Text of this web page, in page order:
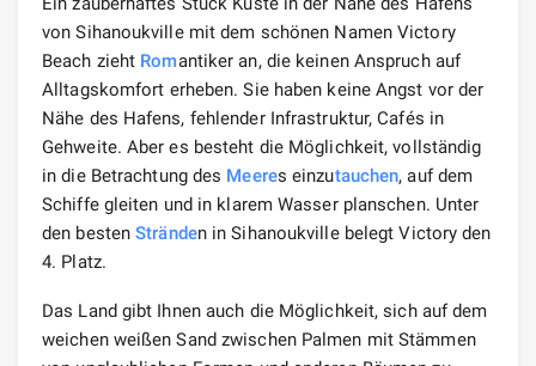
von Sihanoukville mit dem schönen Namen Victory
Beach zieht Romantiker an, die keinen Anspruch auf
Alltagskomfort erheben. Sie haben keine Angst vor der
Nähe des Hafens, fehlender Infrastruktur, Cafés in
Gehweite. Aber es besteht die Möglichkeit, vollständig
in die Betrachtung des Meeres einzutauchen, auf dem
Schiffe gleiten und in klarem Wasser planschen. Unter
den bestenStränden in Sihanoukville belegt Victory den
4. Platz.
Das Land gibt Ihnen auch die Möglichkeit, sich auf dem
weichen weißen Sand zwischen Palmen mit Stämmen